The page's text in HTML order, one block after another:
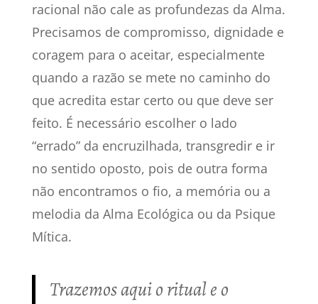
racional não cale as profundezas da Alma.
Precisamos de compromisso, dignidade e
coragem para o aceitar, especialmente
quando a razão se mete no caminho do
que acredita estar certo ou que deve ser
feito. É necessário escolher o lado
“errado” da encruzilhada, transgredir e ir
no sentido oposto, pois de outra forma
não encontramos o fio, a memória ou a
melodia da Alma Ecológica ou da Psique
Mítica.
Trazemos aqui o ritual e o